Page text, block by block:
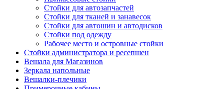
Стойки для автозапчастей
Стойки для тканей и занавесок
Стойки для автошин и автодисков
Стойки под одежду
Рабочее место и островные стойки
Стойки администратора и ресепшен
Вешала для Магазинов
Зеркала напольные
Вешалки-плечики